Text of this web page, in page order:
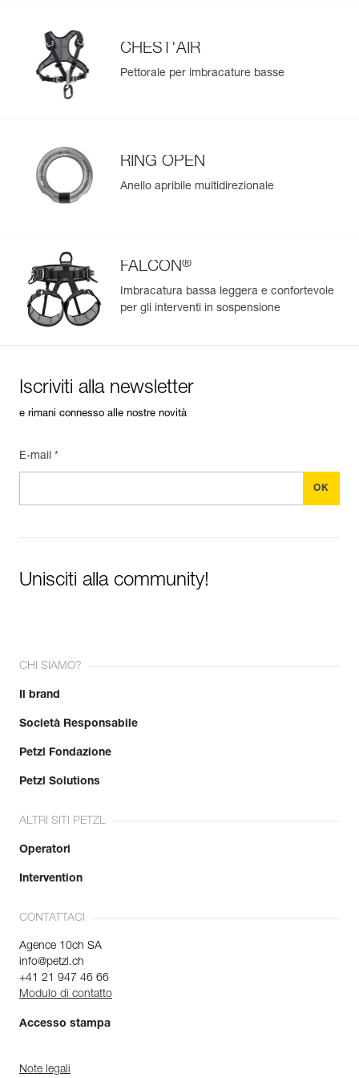
Visualizza lo storico di un prodotto dalla sua data di
produzione.
Per saperne di più
CHEST'AIR
Pettorale per imbracature basse
RING OPEN
Anello apribile multidirezionale
FALCON®
Imbracatura bassa leggera e confortevole
per gli interventi in sospensione
Iscriviti alla newsletter
e rimani connesso alle nostre novità
E-mail *
Unisciti alla community!
CHI SIAMO?
Il brand
Società Responsabile
Petzl Fondazione
Petzl Solutions
ALTRI SITI PETZL
Operatori
Intervention
CONTATTACI
Agence 10ch SA
info@petzl.ch
+41 21 947 46 66
Modulo di contatto
Accesso stampa
Note legali